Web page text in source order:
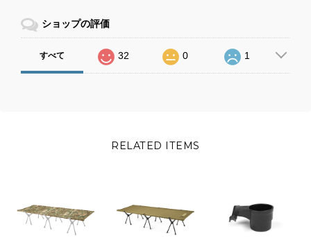
ショップの評価
すべて 32 0 1
RELATED ITEMS